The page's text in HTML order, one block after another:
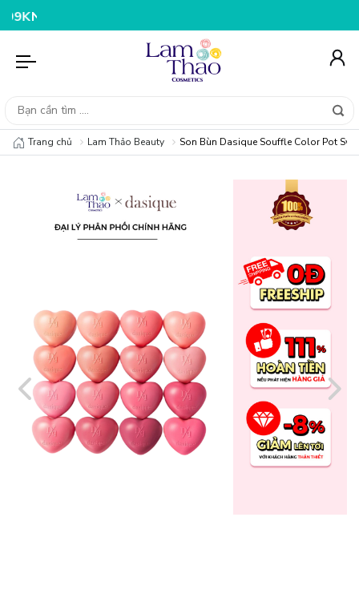
MÃ T08FS25K - GIẢM NGAY 25K CHO ĐƠN HÀNG 99K
Trang chủ Lam Thảo Beauty Son Bùn Dasique Souffle Color Pot